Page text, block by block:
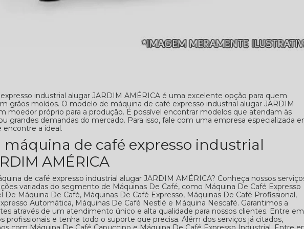
industrial alugar JARDIM AMÉRICA é uma excelente opção para quem
grãos moídos. O modelo de máquina de café expresso industrial alugar JARDIM
moedor próprio para a produção. É possível encontrar modelos que atendam às
grandes demandas do mercado. Para isso, fale com uma empresa especializada
encontre a ideal.
máquina de café expresso industrial
AMÉRICA
de café expresso industrial alugar JARDIM AMÉRICA? Conheça nossos
variadas do segmento de Máquinas De Café, como Máquina De Café Expresso
De Máquina De Café, Máquinas De Café Expresso, Máquinas De Café Profissional,
Automática, Máquinas De Café Nestlé e Máquina Nescafé. Garantimos a
através de um atendimento único e alta qualidade para nossos clientes. Entre em
profissionais e tenha todo o suporte que precisa. Além dos serviços já citados,